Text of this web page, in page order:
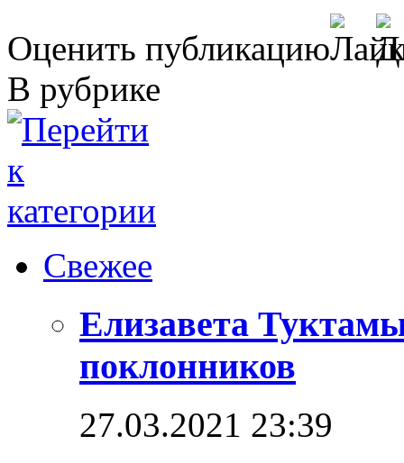
Оценить публикацию
В рубрике
Свежее
Елизавета
поклонников
27.03.2021 23:39